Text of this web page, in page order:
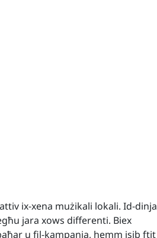
ix-xena mużikali lokali. Id-dinja
jara xows differenti. Biex
u fil-kampanja, hemm isib ftit